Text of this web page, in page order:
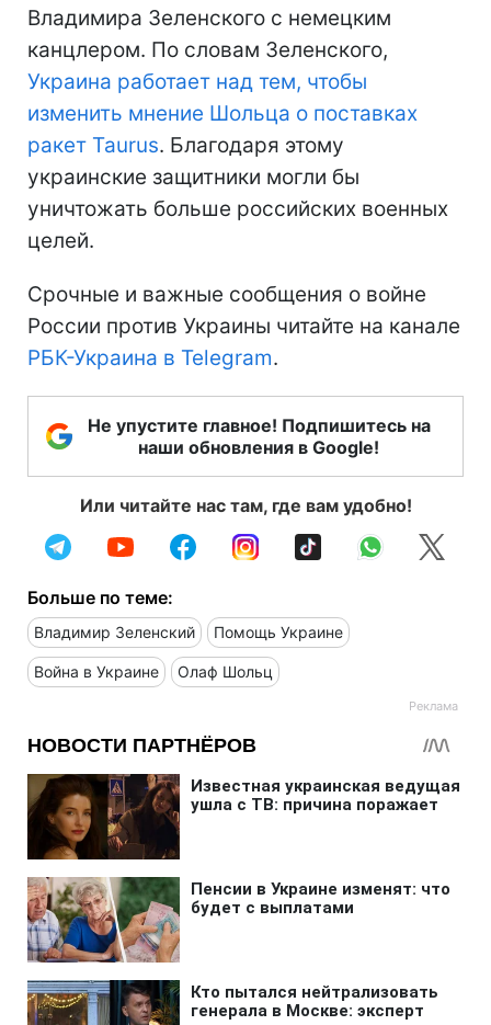
Владимира Зеленского с немецким
канцлером. По словам Зеленского,
Украина работает над тем, чтобы
изменить мнение Шольца о поставках
ракет Taurus. Благодаря этому
украинские защитники могли бы
уничтожать больше российских военных
целей.
Срочные и важные сообщения о войне
России против Украины читайте на канале
РБК-Украина в Telegram.
Не упустите главное! Подпишитесь на
наши обновления в Google!
Или читайте нас там, где вам удобно!
Больше по теме:
Владимир Зеленский Помощь Украине
Война в Украине Олаф Шольц